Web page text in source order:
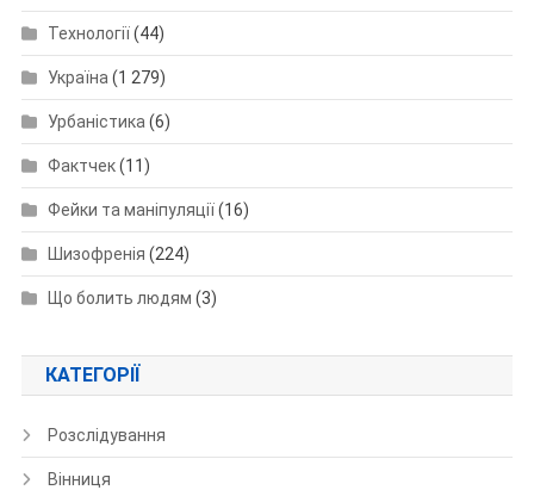
Технології(44)
Україна (1 279)
Урбаністика (6)
Фактчек(11)
Фейки та маніпуляції(16)
Шизофренія (224)
Що болить людям (3)
КАТЕГОРІЇ
Розслідування
Вінниця